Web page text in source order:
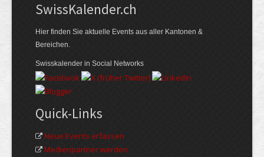
Swiss­Kalender.ch
Hier finden Sie aktuelle Events aus aller Kantonen &
Bereichen.
Swisskalender in Social Networks
Quick-Links
Neue Events erfassen
Medienpartner werden